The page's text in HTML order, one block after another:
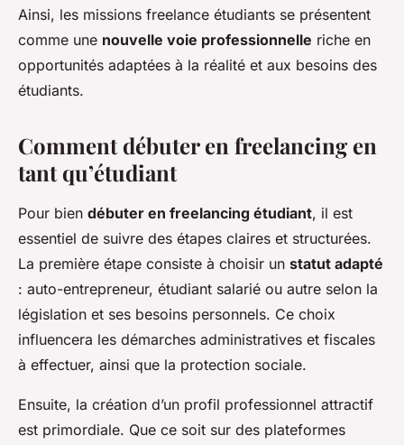
Ainsi, les missions freelance étudiants se présentent
comme une nouvelle voie professionnelle riche en
opportunités adaptées à la réalité et aux besoins des
étudiants.
Comment débuter en freelancing en
tant qu’étudiant
Pour bien débuter en freelancing étudiant, il est
essentiel de suivre des étapes claires et structurées.
La première étape consiste à choisir un statut adapté
: auto-entrepreneur, étudiant salarié ou autre selon la
législation et ses besoins personnels. Ce choix
influencera les démarches administratives et fiscales
à effectuer, ainsi que la protection sociale.
Ensuite, la création d’un profil professionnel attractif
est primordiale. Que ce soit sur des plateformes